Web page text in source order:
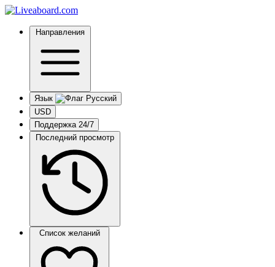
Направления
Язык
USD
Поддержка 24/7
Последний просмотр
Список желаний